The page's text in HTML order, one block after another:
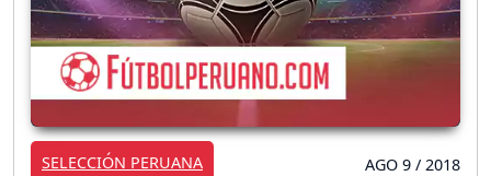
SELECCIÓN PERUANA AGO 9 / 2018